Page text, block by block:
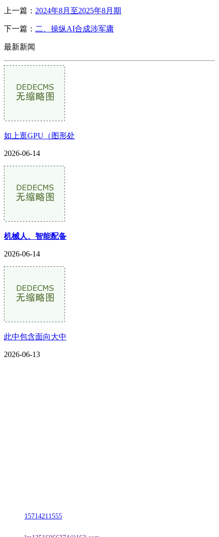
上一篇： 2024年8月至2025年8月期
下一篇： 二、操纵AI合成涉军庸
最新新闻
如上逛GPU（图形处
2026-06-14
机械人、智能配备
2026-06-14
此中包含面向大中
2026-06-13
15714211555